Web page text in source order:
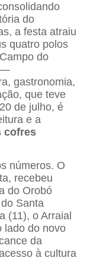
do
a festa atraiu
quatro polos
do
—
gastronomia,
que teve
de julho, é
e a
cofres
números. O
recebeu
do Orobó
Santa
(11), o Arraial
lado do novo
da
à cultura